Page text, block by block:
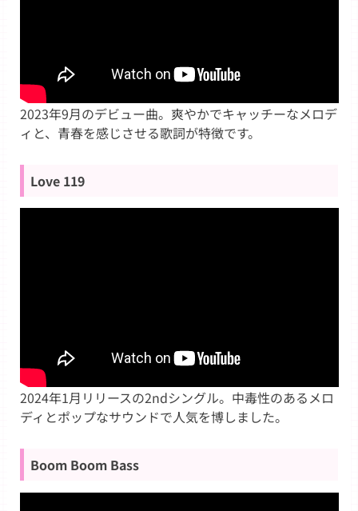
2023年9月のデビュー曲。爽やかでキャッチーなメロデ
ィと、青春を感じさせる歌詞が特徴です。
Love 119
2024年1月リリースの2ndシングル。中毒性のあるメロ
ディとポップなサウンドで人気を博しました。
Boom Boom Bass